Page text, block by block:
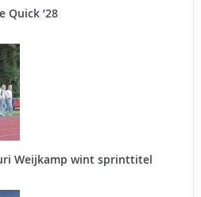
Quick ’28
Weijkamp wint sprinttitel